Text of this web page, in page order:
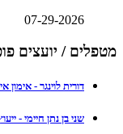
07-29-2026
מטפלים / יועצים
דורית לוינגר - אימון
שני בן נתן חיימי -